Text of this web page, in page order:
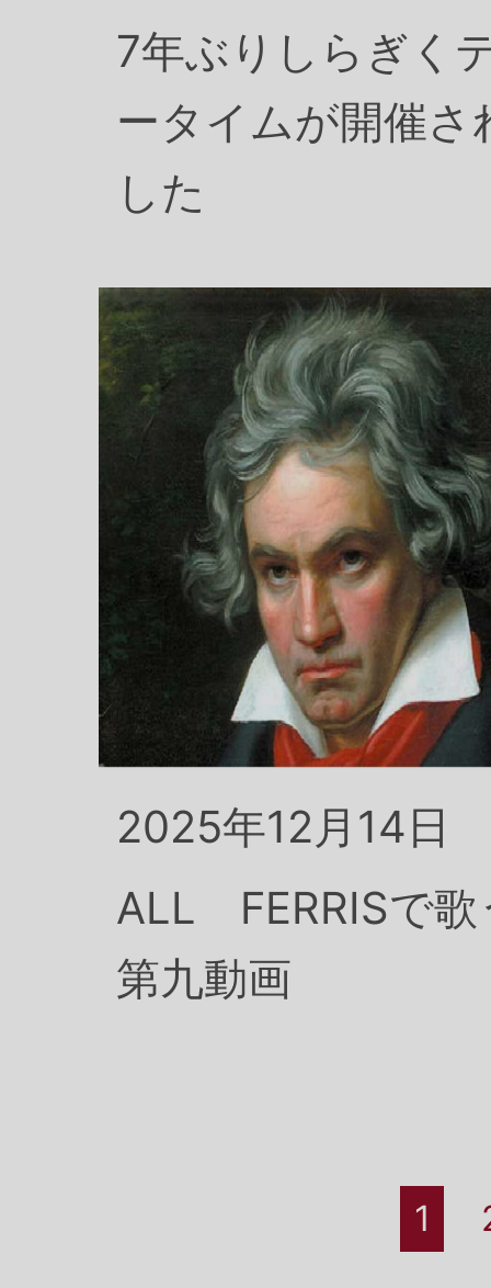
7年ぶりしらぎく
ータイムが開催さ
した
2025年12月14日
ALL FERRISで歌
第九動画